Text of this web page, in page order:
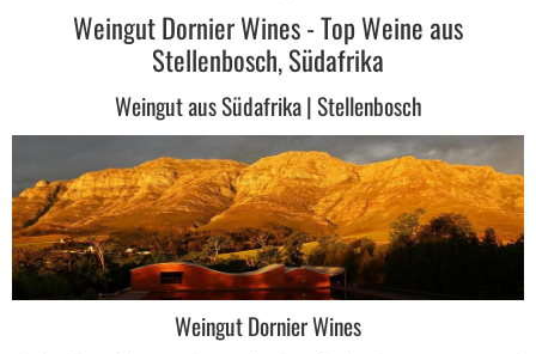
Weingut Dornier Wines - Top Weine aus
Stellenbosch, Südafrika
Weingut aus Südafrika | Stellenbosch
Weingut Dornier Wines